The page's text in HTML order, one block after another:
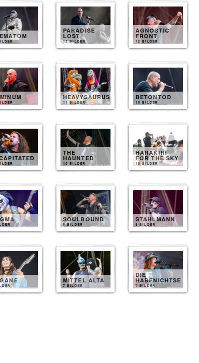
PARADISE
LOST
12 BILDER
AGNOSTIC
FRONT
12 BILDER
HEAVYSAURUS
11 BILDER
BETONTOD
10 BILDER
THE
HAUNTED
10 BILDER
HARAKIRI
FOR THE SKY
10 BILDER
SOULBOUND
9 BILDER
STAHLMANN
9 BILDER
MITTEL ALTA
7 BILDER
DIE
HABENICHTSE
7 BILDER